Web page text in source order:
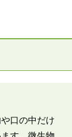
口の中だけ